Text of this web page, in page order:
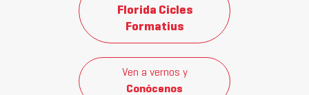
Florida Cicles
Formatius
Ven a vernos y
Conócenos